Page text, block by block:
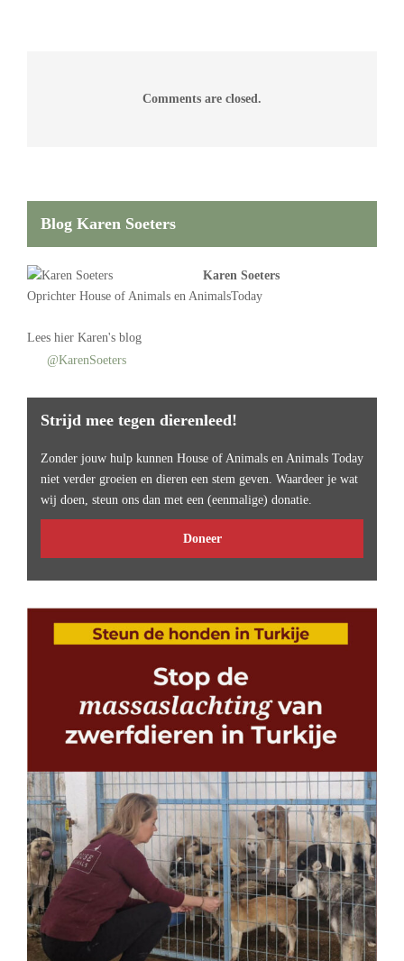
Comments are closed.
Blog Karen Soeters
Karen Soeters
Oprichter House of Animals en AnimalsToday
Lees hier Karen's blog
@KarenSoeters
Strijd mee tegen dierenleed!
Zonder jouw hulp kunnen House of Animals en Animals Today
niet verder groeien en dieren een stem geven. Waardeer je wat
wij doen, steun ons dan met een (eenmalige) donatie.
Doneer